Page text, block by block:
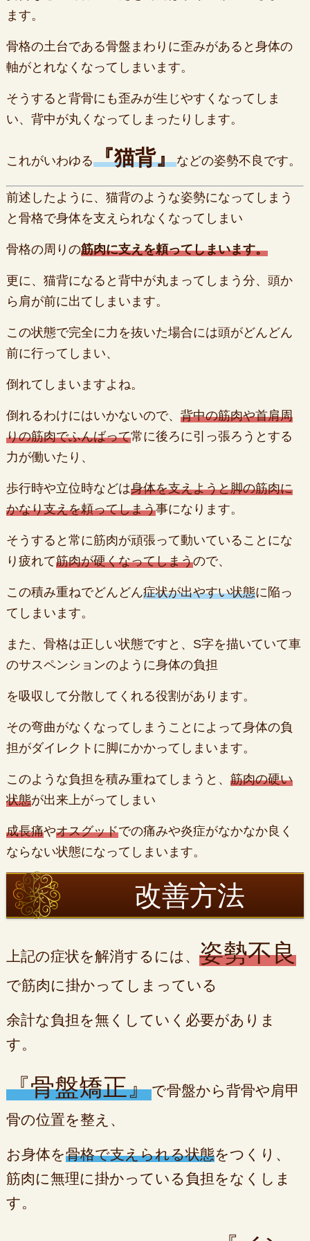
ます。
骨格の土台である骨盤まわりに歪みがあると身体の
軸がとれなくなってしまいます。
そうすると背骨にも歪みが生じやすくなってしま
い、背中が丸くなってしまったりします。
これがいわゆる『猫背』などの姿勢不良です。
前述したように、猫背のような姿勢になってしまう
と骨格で身体を支えられなくなってしまい
骨格の周りの筋肉に支えを頼ってしまいます。
更に、猫背になると背中が丸まってしまう分、頭か
ら肩が前に出てしまいます。
この状態で完全に力を抜いた場合には頭がどんどん
前に行ってしまい、
倒れてしまいますよね。
倒れるわけにはいかないので、 背中の筋肉や首肩周
りの筋肉でふんばって常に後ろに引っ張ろうとする
力が働いたり、
歩行時や立位時などは身体を支えようと脚の筋肉に
かなり支えを頼ってしまう事になります。
そうすると常に筋肉が頑張って動いていることにな
り疲れて筋肉が硬くなってしまうので、
この積み重ねでどんどん症状が出やすい状態に陥っ
てしまいます。
また、骨格は正しい状態ですと、S字を描いていて車
のサスペンションのように身体の負担
を吸収して分散してくれる役割があります。
その弯曲がなくなってしまうことによって身体の負
担がダイレクトに脚にかかってしまいます。
このような負担を積み重ねてしまうと、 筋肉の硬い
状態が出来上がってしまい
成長痛やオスグッドでの痛みや炎症がなかなか良く
ならない状態になってしまいます。
改善方法
上記の症状を解消するには、 姿勢不良
で筋肉に掛かってしまっている
余計な負担を無くしていく必要がありま
す。
『骨盤矯正』で骨盤から背骨や肩甲
骨の位置を整え、
お身体を骨格で支えられる状態をつくり、
筋肉に無理に掛かっている負担をなくしま
す。